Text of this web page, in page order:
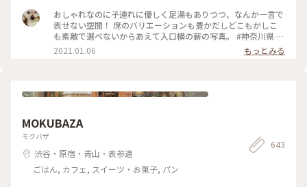
おしゃれなのに子連れに優しく足湯もありつつ、なんか一言で
表せない空間！ 席のバリエーションも豊かだしどこもかしこ
も素敵で選べないからあえて入口横の薪の写真。 #神奈川県 #
箱根 #NARAYA CAFE #ならやカフェ #足湯 #おしゃれ空間
2021.01.06 もっとみる
MOKUBAZA
モクバザ
渋谷・原宿・青山・表参道
ごはん, カフェ, スイーツ・お菓子, パン
643